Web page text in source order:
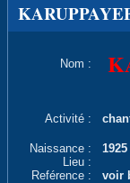
Nom :
Activité :
Naissance :
1925
Lieu :
Reférence :
voir